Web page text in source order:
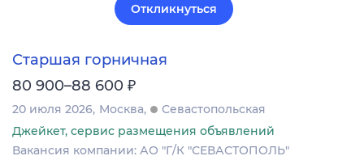
Откликнуться
Старшая горничная
80 900–88 600 ₽
20 июля 2026 Москва
Севастопольская
Джейкет, сервис размещения объявлений
Вакансия компании: АО "Г/К "СЕВАСТОПОЛЬ"